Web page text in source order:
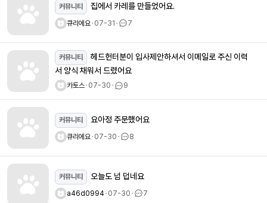
커뮤니티 집에서 카레를 만들었어요.
큐리에요ㆍ07-31ㆍ 7
커뮤니티
서 양식 채워서 드렸어요
카토스ㆍ07-30ㆍ 9
커뮤니티 요아정 주문했어요
큐리에요ㆍ07-30ㆍ 8
커뮤니티 오늘도 넘 덥네요
a46d0994ㆍ07-30ㆍ 7